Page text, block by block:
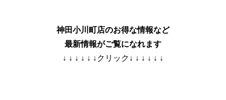
神田小川町店のお得な情報など
最新情報がご覧になれます
↓ ↓ ↓ ↓ ↓ ↓クリック↓ ↓ ↓ ↓ ↓ ↓